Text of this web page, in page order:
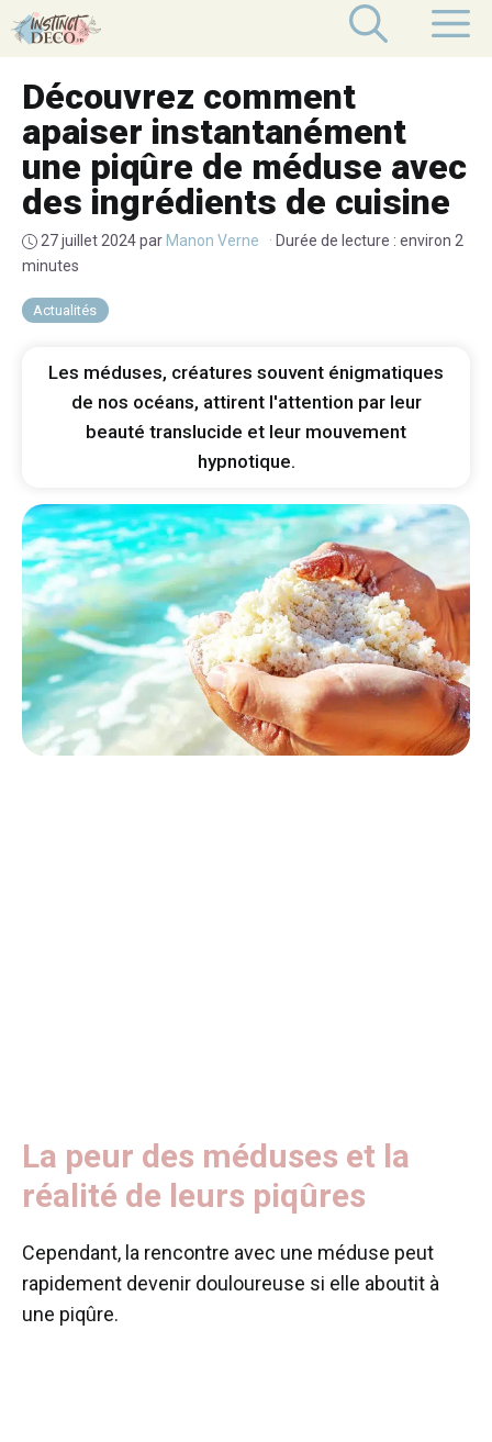
Aller
au
Actualités
Découvrez comment
apaiser instantanément
une piqûre de méduse avec
des ingrédients de cuisine
27 juillet 2024par Manon Verne · Durée de lecture : environ 2
minutes
Les méduses, créatures souvent énigmatiques
de nos océans, attirent l'attention par leur
beauté translucide et leur mouvement
hypnotique.
La peur des méduses et la
réalité de leurs piqûres
Cependant, la rencontre avec une méduse peut
rapidement devenir douloureuse si elle aboutit à
une piqûre.